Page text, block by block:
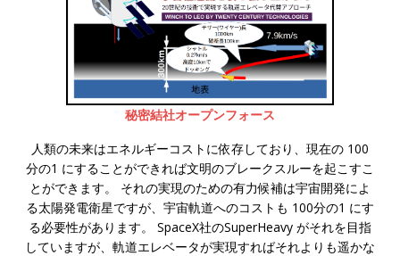
秘密結社オープンフォース
人類の未来はエネルギーコストに依存しており、現在の 100
分の1 にすることができれば文明のブレークスルーを起こすこ
とができます。 それの実現のための有力候補は宇宙開発によ
る太陽発電衛星ですが、宇宙軌道へのコストも 100分の1 にす
る必要性があります。 SpaceX社のSuperHeavy がそれを目指
していますが、軌道エレベータが実現すればそれよりも遥かな